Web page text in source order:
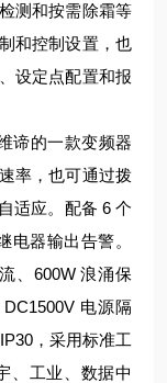
测和按需除霜等
和控制设置，也
设定点配置和报
谛的一款变频器
率，也可通过拨
适应。配备 6 个
电器输出告警。
、600W 浪涌保
电源隔
，采用标准工
、工业、数据中